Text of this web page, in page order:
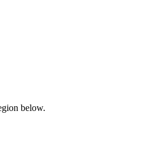
below.